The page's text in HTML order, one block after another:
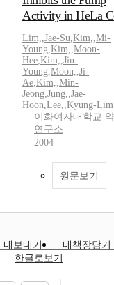
Activity in HeLa
Lim,,Jae-Su,Kim,,Mi-
Young,Kim,,Moon-
Hee,Kim,,Jin-
Young,Moon,,Ji-
Ae,Kim,,Min-
Jeong,Jung,,Jae-
Hoon,Lee,,Kyung-Lim
이화여자대학교
연구소
2004
원문보기
내보내기
내책장담기
한글로보기